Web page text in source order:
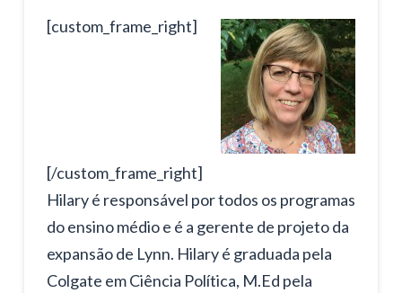
[custom_frame_right]
[/custom_frame_right]
Hilary é responsável por todos os programas
do ensino médio e é a gerente de projeto da
expansão de Lynn. Hilary é graduada pela
Colgate em Ciência Política, M.Ed pela